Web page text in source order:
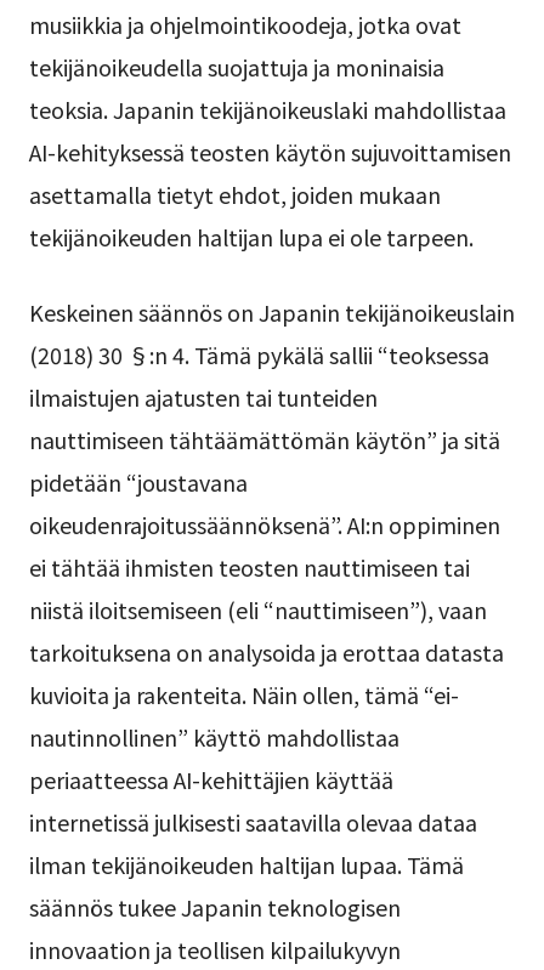
musiikkia ja ohjelmointikoodeja, jotka ovat
tekijänoikeudella suojattuja ja moninaisia
teoksia. Japanin tekijänoikeuslaki mahdollistaa
AI-kehityksessä teosten käytön sujuvoittamisen
asettamalla tietyt ehdot, joiden mukaan
tekijänoikeuden haltijan lupa ei ole tarpeen.
Keskeinen säännös on Japanin tekijänoikeuslain
(2018) 30 §:n 4. Tämä pykälä sallii “teoksessa
ilmaistujen ajatusten tai tunteiden
nauttimiseen tähtäämättömän käytön” ja sitä
pidetään “joustavana
oikeudenrajoitussäännöksenä”. AI:n oppiminen
ei tähtää ihmisten teosten nauttimiseen tai
niistä iloitsemiseen (eli “nauttimiseen”), vaan
tarkoituksena on analysoida ja erottaa datasta
kuvioita ja rakenteita. Näin ollen, tämä “ei-
nautinnollinen” käyttö mahdollistaa
periaatteessa AI-kehittäjien käyttää
internetissä julkisesti saatavilla olevaa dataa
ilman tekijänoikeuden haltijan lupaa. Tämä
säännös tukee Japanin teknologisen
innovaation ja teollisen kilpailukyvyn